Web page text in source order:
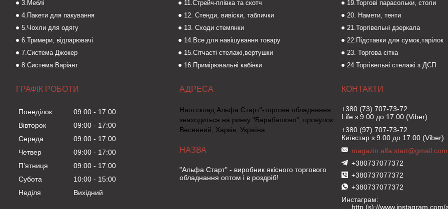
3.Меблі
4.Пакети для пакування
5.Чохли для одягу
6.Тримери, відпарювачі
7.Система Джокер
8.Система Варіант
11.Стрейч-плівка та скотч
12. Стенди, вивіски, таблички
13. Сходи стемянки
14.Все для навішування товару
15.Сітчасті стелажі,вертушки
16.Примірювальні кабінки
19.Торгові парасольки, столи
20. Намети, тенти
21.Торгівельні дзеркала
22.Підставки для сумок,тарілок
23. Торгова сітка
24.Торгівельні стелажі з ДСП
ГРАФІК РОБОТИ
Понеділок 09:00
17:00
Вівторок
09:00
17:00
Середа
09:00
17:00
Четвер
09:00
17:00
Пʼятниця
09:00
17:00
Субота
10:00
15:00
Неділя
Вихідний
Наш склад Альфа Старт"-торгове обладнання
знаходиться на ринку "Барабашово", провулок
Весняний, Харків, Україна
"Альфа Старт" - виробник якісного торгового
обладнання оптом і в роздріб!
+380 (73) 707-73-72
Life з 9:00 до 17:00 (Viber)
+380 (97) 707-73-72
Київстар з 9:00 до 17:00 (Viber)
magazin.alfa.start@gmail.com
+380737077372
+380737077372
+380737077372
Инстаграм
http (s)://www.instagram.com/